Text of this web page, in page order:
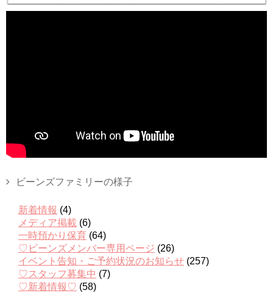
ビーンズファミリーの様子
新着情報 (4)
メディア掲載 (6)
一時預かり保育 (64)
♡ビーンズメンバー専用ページ (26)
イベント告知・ご予約状況のお知らせ (257)
♡スタッフ募集中 (7)
♡新着情報♡ (58)